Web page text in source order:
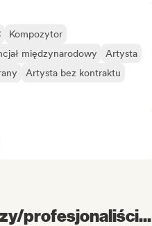
Kompozytor
międzynarodowy
Artysta
Artysta bez kontraktu
profesjonaliści...